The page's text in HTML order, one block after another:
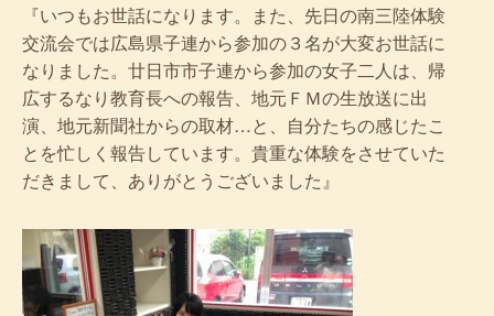
『いつもお世話になります。また、先日の南三陸体験
交流会では広島県子連から参加の３名が大変お世話に
なりました。廿日市市子連から参加の女子二人は、帰
広するなり教育長への報告、地元ＦＭの生放送に出
演、地元新聞社からの取材…と、自分たちの感じたこ
とを忙しく報告しています。貴重な体験をさせていた
だきまして、ありがとうございました』